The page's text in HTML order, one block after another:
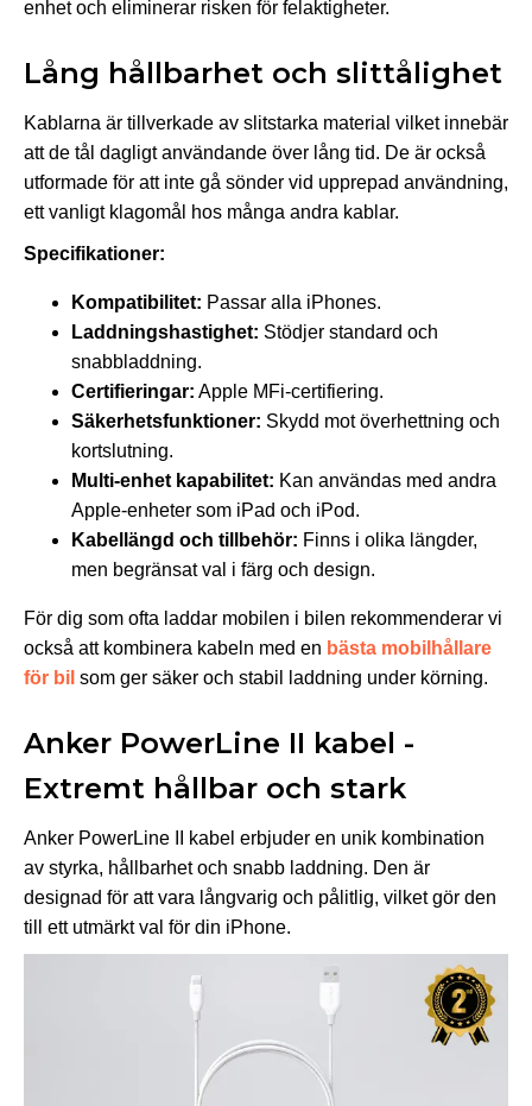
enhet och eliminerar risken för felaktigheter.
Lång hållbarhet och slittålighet
Kablarna är tillverkade av slitstarka material vilket innebär
att de tål dagligt användande över lång tid. De är också
utformade för att inte gå sönder vid upprepad användning,
ett vanligt klagomål hos många andra kablar.
Specifikationer:
Kompatibilitet: Passar alla iPhones.
Laddningshastighet: Stödjer standard och
snabbladdning.
Certifieringar: Apple MFi-certifiering.
Säkerhetsfunktioner: Skydd mot överhettning och
kortslutning.
Multi-enhet kapabilitet: Kan användas med andra
Apple-enheter som iPad och iPod.
Kabellängd och tillbehör: Finns i olika längder,
men begränsat val i färg och design.
För dig som ofta laddar mobilen i bilen rekommenderar vi
också att kombinera kabeln med en bästa mobilhållare
för bil som ger säker och stabil laddning under körning.
Anker PowerLine II kabel -
Extremt hållbar och stark
Anker PowerLine II kabel erbjuder en unik kombination
av styrka, hållbarhet och snabb laddning. Den är
designad för att vara långvarig och pålitlig, vilket gör den
till ett utmärkt val för din iPhone.